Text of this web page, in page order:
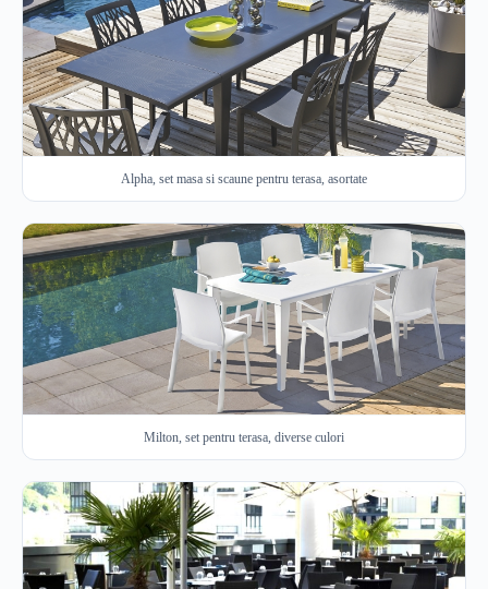
Alpha, set masa si scaune pentru terasa, asortate
Milton, set pentru terasa, diverse culori